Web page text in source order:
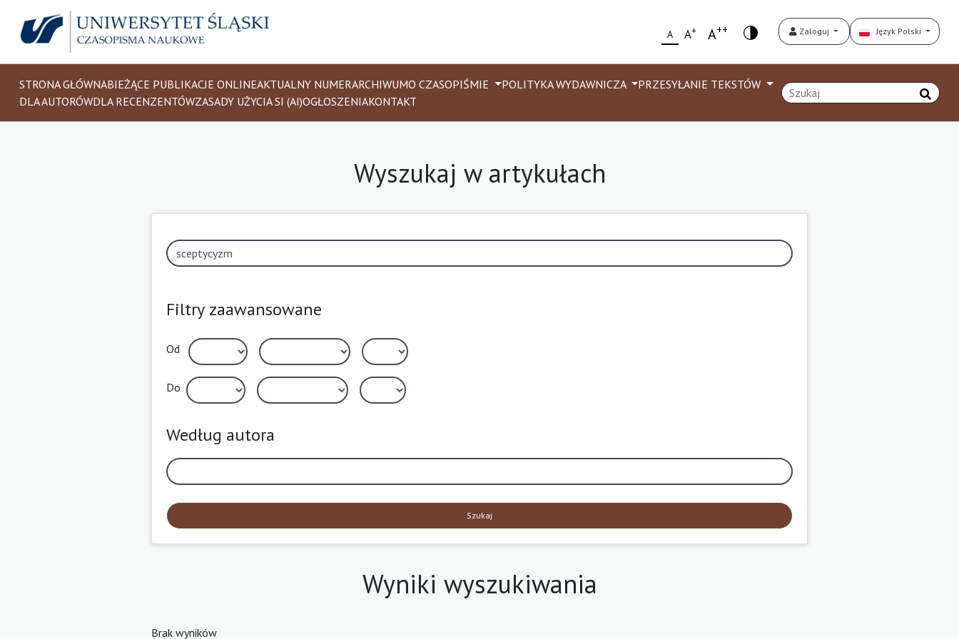
A A+ A++ Zaloguj Język Polski
STRONA GŁÓWNABIEŻĄCE PUBLIKACJE ONLINEAKTUALNY NUMERARCHIWUMO CZASOPIŚMIE POLITYKA WYDAWNICZA
PRZESYŁANIE TEKSTÓW
DLA AUTORÓWDLA RECENZENTÓWZASADY UŻYCIA SI (AI)OGŁOSZENIAKONTAKT
Wyszukaj w artykułach
Filtry zaawansowane
Od
Do
Według autora
Szukaj
Wyniki wyszukiwania
Brak wyników